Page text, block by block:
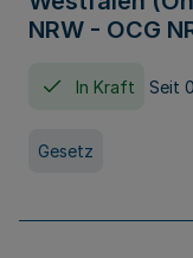
NRW - OCG
In Kraft Seit
Gesetz